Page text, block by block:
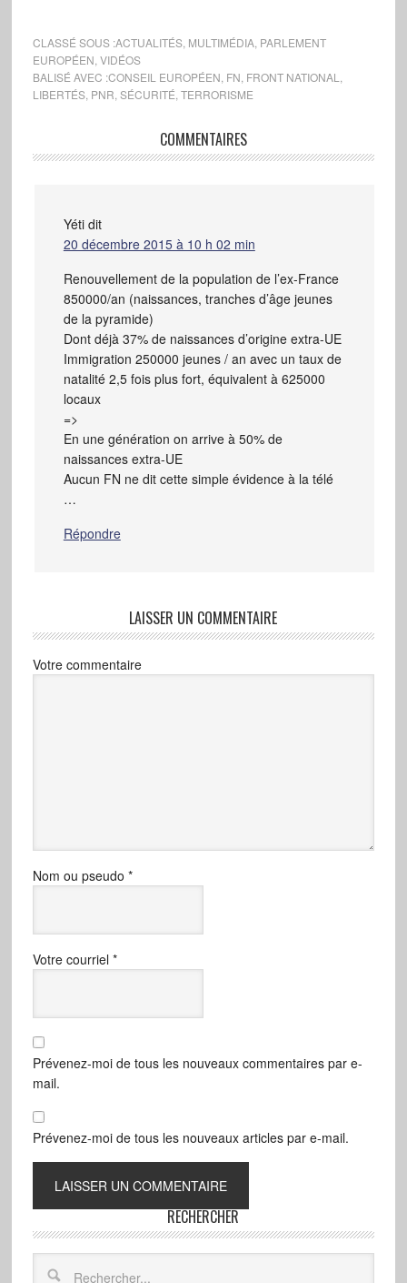
CLASSÉ SOUS :ACTUALITÉS, MULTIMÉDIA, PARLEMENT
EUROPÉEN VIDÉOS
BALISÉ AVEC :CONSEIL EUROPÉEN FN FRONT NATIONAL
LIBERTÉS, PNR SÉCURITÉ TERRORISME
COMMENTAIRES
Yéti dit
20 décembre 2015 à 10 h 02 min
Renouvellement de la population de l’ex-France
850000/an (naissances, tranches d’âge jeunes
de la pyramide)
Dont déjà 37% de naissances d’origine extra-UE
Immigration 250000 jeunes / an avec un taux de
natalité 2,5 fois plus fort, équivalent à 625000
locaux
=>
En une génération on arrive à 50% de
naissances extra-UE
Aucun FN ne dit cette simple évidence à la télé
…
Répondre
LAISSER UN COMMENTAIRE
Votre commentaire
Nom ou pseudo *
Votre courriel *
Prévenez-moi de tous les nouveaux commentaires par e-
mail.
Prévenez-moi de tous les nouveaux articles par e-mail.
RECHERCHER